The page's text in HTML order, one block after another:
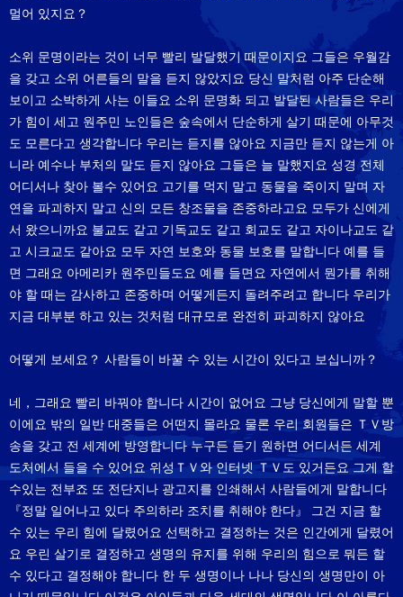
멀어 있지요？
소위 문명이라는 것이 너무 빨리 발달했기 때문이지요 그들은 우월감
을 갖고 소위 어른들의 말을 듣지 않았지요 당신 말처럼 아주 단순해
보이고 소박하게 사는 이들요 소위 문명화 되고 발달된 사람들은 우리
가 힘이 세고 원주민 노인들은 숲속에서 단순하게 살기 때문에 아무것
도 모른다고 생각합니다 우리는 듣지를 않아요 지금만 듣지 않는게 아
니라 예수나 부처의 말도 듣지 않아요 그들은 늘 말했지요 성경 전체
어디서나 찾아 볼수 있어요 고기를 먹지 말고 동물을 죽이지 말며 자
연을 파괴하지 말고 신의 모든 창조물을 존중하라고요 모두가 신에게
서 왔으니까요 불교도 같고 기독교도 같고 회교도 같고 자이나교도 같
고 시크교도 같아요 모두 자연 보호와 동물 보호를 말합니다 예를 들
면 그래요 아메리카 원주민들도요 예를 들면요 자연에서 뭔가를 취해
야 할 때는 감사하고 존중하며 어떻게든지 돌려주려고 합니다 우리가
지금 대부분 하고 있는 것처럼 대규모로 완전히 파괴하지 않아요
어떻게 보세요？ 사람들이 바꿀 수 있는 시간이 있다고 보십니까？
네，그래요 빨리 바꿔야 합니다 시간이 없어요 그냥 당신에게 말할 뿐
이에요 밖의 일반 대중들은 어떤지 몰라요 물론 우리 회원들은 ＴＶ방
송을 갖고 전 세계에 방영합니다 누구든 듣기 원하면 어디서든 세계
도처에서 들을 수 있어요 위성ＴＶ와 인터넷 ＴＶ도 있거든요 그게 할
수있는 전부죠 또 전단지나 광고지를 인쇄해서 사람들에게 말합니다
『정말 일어나고 있다 주의하라 조치를 취해야 한다』 그건 지금 할
수 있는 우리 힘에 달렸어요 선택하고 결정하는 것은 인간에게 달렸어
요 우린 살기로 결정하고 생명의 유지를 위해 우리의 힘으로 뭐든 할
수 있다고 결정해야 합니다 한 두 생명이나 나나 당신의 생명만이 아